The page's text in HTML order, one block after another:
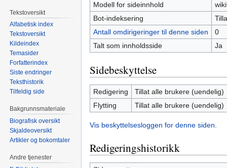
Modell for sideinnhold
Bot-indeksering
Antall omdirigeringer til denne siden
0
Talt som innholdsside
Ja
Sidebeskyttelse
Redigering
Tillat alle brukere (uendelig)
Flytting
Tillat alle brukere (uendelig)
Vis beskyttelsesloggen for denne siden.
Redigeringshistorikk
Tekstoversikt
Alfabetisk index
Tekstoversikt
Kildeindex
Temasider
Forfatterindex
Siste endringer
Teksthistorik
Tilfeldig side
Bakgrunnsmateriale
Biografisk oversikt
Skjaldeoversikt
Artikler og bokomtaler
Andre tjenester